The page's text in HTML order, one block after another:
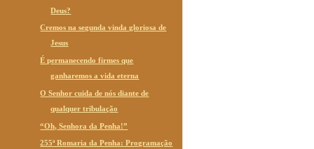
Deus?
Cremos na segunda vinda gloriosa de
Jesus
É permanecendo firmes que
ganharemos a vida eterna
O Senhor cuida de nós diante de
qualquer tribulação
“Oh, Senhora da Penha!”
255ª Romaria da Penha: Programação